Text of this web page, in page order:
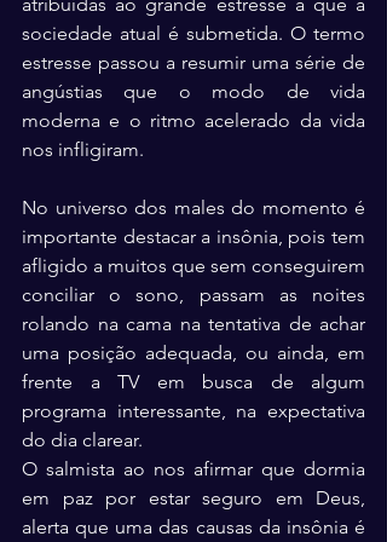
sociedade atual é submetida. O termo
estresse passou a resumir uma série de
angústias que o modo de vida
moderna e o ritmo acelerado da vida
nos infligiram.
No universo dos males do momento é
importante destacar a insônia, pois tem
afligido a muitos que sem conseguirem
conciliar o sono, passam as noites
rolando na cama na tentativa de achar
uma posição adequada, ou ainda, em
frente a TV em busca de algum
programa interessante, na expectativa
do dia clarear.
O salmista ao nos afirmar que dormia
em paz por estar seguro em Deus,
alerta que uma das causas da insônia é